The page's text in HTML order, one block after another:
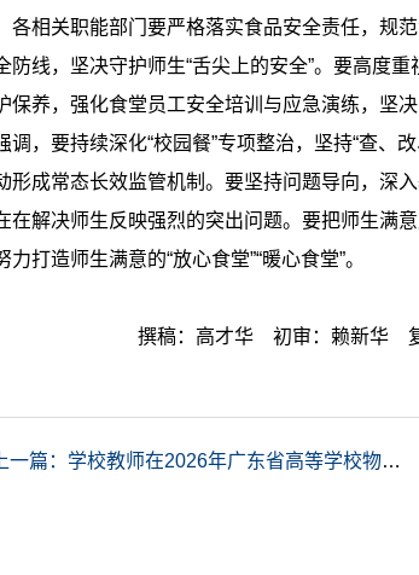
各相关职能部门要严格落实食品安全责任，规
防线，坚决守护师生“舌尖上的安全”。要高度
保养，强化食堂员工安全培训与应急演练，坚
调，要持续深化“校园餐”专项整治，坚持“查、
形成常态长效监管机制。要坚持问题导向，深
在解决师生反映强烈的突出问题。要把师生满
力打造师生满意的“放心食堂”“暖心食堂”。
撰稿：高才华 初审：赖新华
上一篇：学校教师在2026年广东省高等学校物理基础课程青年教师讲课比赛中荣获佳绩